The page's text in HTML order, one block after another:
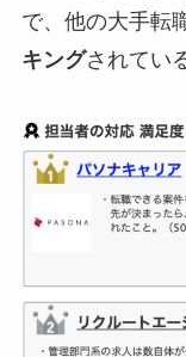
で、他の大手転
キングされてい